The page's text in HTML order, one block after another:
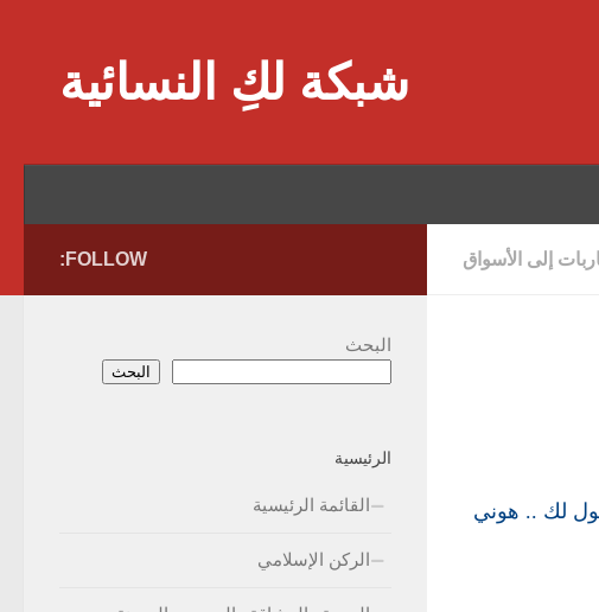
شبكة لكِ النسائية
إلى الأسواق
لك .. هوني
FOLLOW:
البحث
البحث
الرئيسية
القائمة الرئيسية
الركن الإسلامي